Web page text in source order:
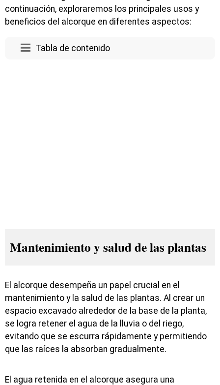
continuación, exploraremos los principales usos y
beneficios del alcorque en diferentes aspectos:
Tabla de contenido
Mantenimiento y salud de las plantas
El alcorque desempeña un papel crucial en el
mantenimiento y la salud de las plantas. Al crear un
espacio excavado alrededor de la base de la planta,
se logra retener el agua de la lluvia o del riego,
evitando que se escurra rápidamente y permitiendo
que las raíces la absorban gradualmente.
El agua retenida en el alcorque asegura una